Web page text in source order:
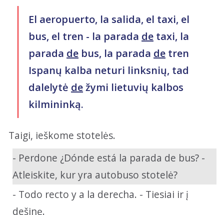
El aeropuerto, la salida, el taxi, el
bus, el tren - la parada de taxi, la
parada de bus, la parada de tren
Ispanų kalba neturi linksnių, tad
dalelytė dežymi lietuvių kalbos
kilmininką.
Taigi, ieškome stotelės.
- Perdone ¿Dónde está la parada de bus? -
Atleiskite, kur yra autobuso stotelė?
- Todo recto y a la derecha. - Tiesiai ir į
dešinę.